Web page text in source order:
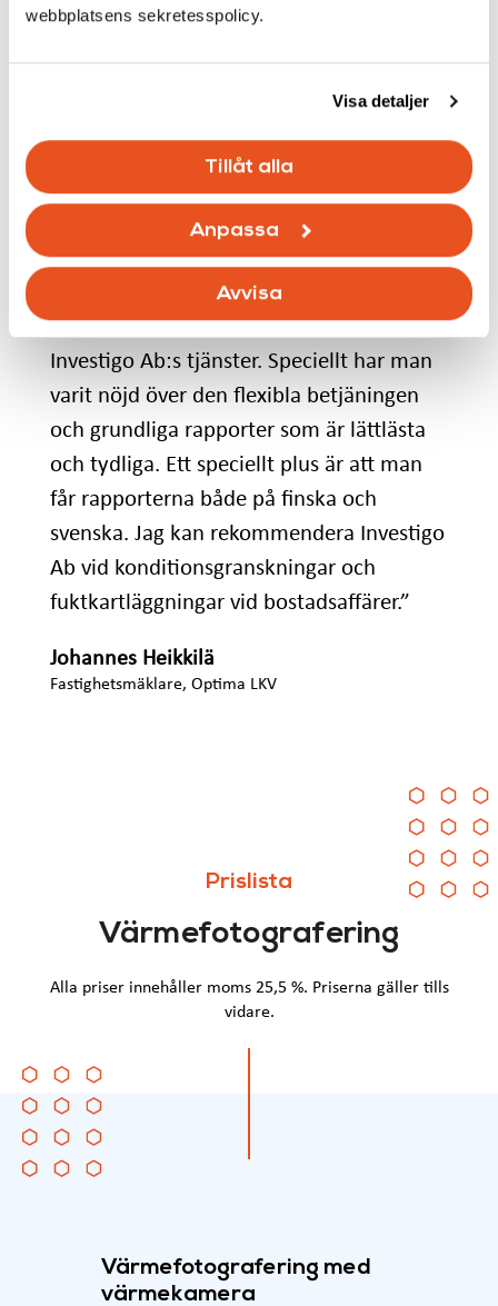
webbplatsens sekretesspolicy.
Visa detaljer
Tillåt alla
Anpassa
Avvisa
”Våra kunder har varit nöjda med
Investigo Ab:s tjänster. Speciellt har man
varit nöjd över den flexibla betjäningen
och grundliga rapporter som är lättlästa
och tydliga. Ett speciellt plus är att man
får rapporterna både på finska och
svenska. Jag kan rekommendera Investigo
Ab vid konditionsgranskningar och
fuktkartläggningar vid bostadsaffärer.”
Johannes Heikkilä
Fastighetsmäklare, Optima LKV
Prislista
Värmefotografering
Alla priser innehåller moms 25,5 %. Priserna gäller tills
vidare.
Värmefotografering med
värmekamera